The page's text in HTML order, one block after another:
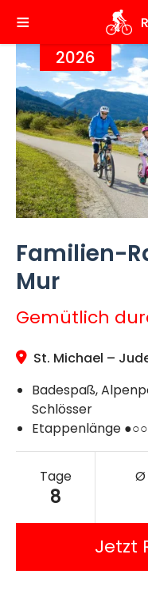
zum
Inhalt
2026
Familien-
Mur
Gemütlich
St. Michael –
Badespaß,
Schlösser
Etappenlänge
Tage
8
Ø
Jetzt